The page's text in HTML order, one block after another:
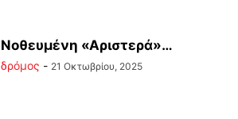
Νοθευμένη «Αριστερά»…
δρόμος - 21 Οκτωβρίου, 2025